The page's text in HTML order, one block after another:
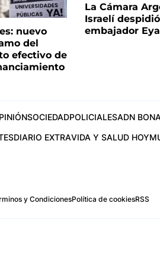
nuevo
del
efectivo de
La Cámara
Israelí
embajador
SOCIEDADPOLICIALESADN
DIARIO EXTRAVIDA Y SALUD HOY
y CondicionesPolítica de cookiesRSS